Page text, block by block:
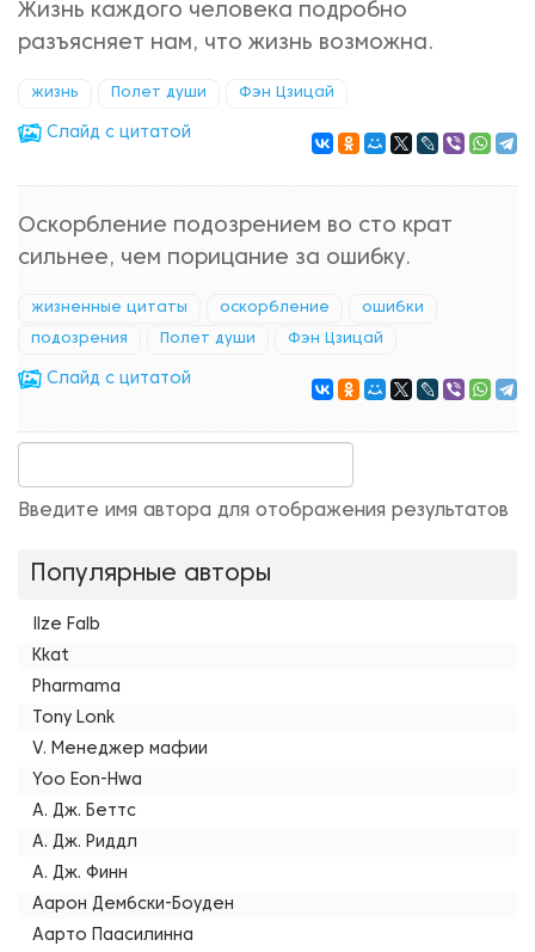
Жизнь каждого человека подробно
разъясняет нам, что жизнь возможна.
жизнь Полет души Фэн Цзицай
Cлайд с цитатой
Оскорбление подозрением во сто крат
сильнее, чем порицание за ошибку.
жизненные цитаты оскорбление ошибки
подозрения Полет души Фэн Цзицай
Cлайд с цитатой
Введите имя автора для отображения результатов
Популярные авторы
Ilze Falb
Kkat
Pharmama
Tony Lonk
V. Менеджер мафии
Yoo Eon-Hwa
А. Дж. Беттс
А. Дж. Риддл
А. Дж. Финн
Аарон Дембски-Боуден
Аарто Паасилинна